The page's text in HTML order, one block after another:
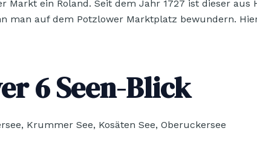
Markt ein Roland. Seit dem Jahr 1727 ist dieser
man auf dem Potzlower Marktplatz bewundern.
6 Seen-Blick
Krummer See, Kosäten See, Oberuckersee